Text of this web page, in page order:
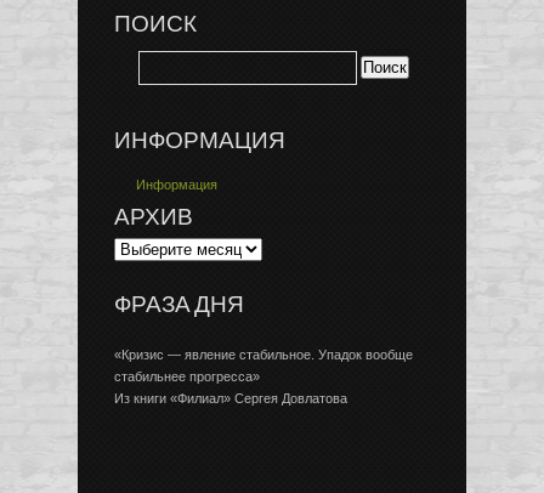
ПОИСК
ИНФОРМАЦИЯ
Информация
АРХИВ
ФРАЗА ДНЯ
«Кризис — явление стабильное. Упадок вообще
стабильнее прогресса»
Из книги «Филиал» Сергея Довлатова